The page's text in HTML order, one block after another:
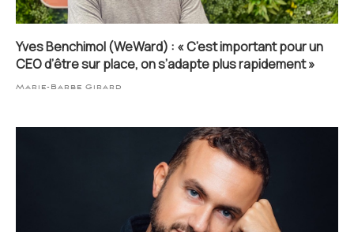
Yves Benchimol (WeWard) : « C’est important pour un
CEO d’être sur place, on s’adapte plus rapidement »
Marie-Barbe Girard